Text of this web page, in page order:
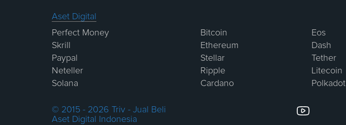
Aset Digital
Perfect Money
Skrill
Paypal
Neteller
Solana
Bitcoin
Ethereum
Stellar
Ripple
Cardano
Eos
Dash
Tether
Litecoin
Polkadot
© 2015 - 2026 Triv - Jual Beli
Aset Digital Indonesia